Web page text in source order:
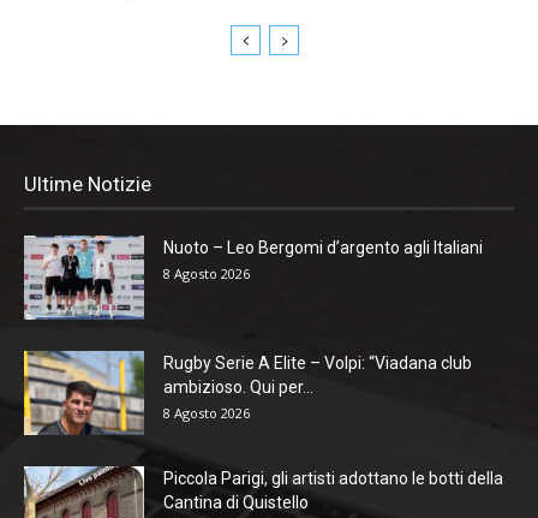
Ultime Notizie
Nuoto – Leo Bergomi d’argento agli Italiani
8 Agosto 2026
Rugby Serie A Elite – Volpi: “Viadana club
ambizioso. Qui per...
8 Agosto 2026
Piccola Parigi, gli artisti adottano le botti della
Cantina di Quistello